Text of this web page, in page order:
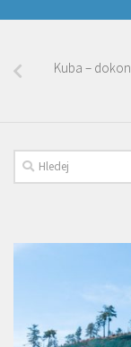
Kuba –